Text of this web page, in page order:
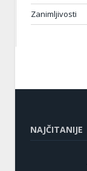
Zanimljivosti
NAJČITANIJE